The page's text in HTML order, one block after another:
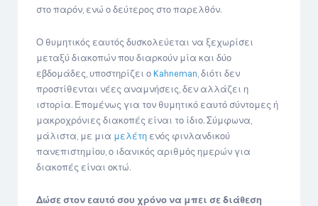
στο παρόν, ενώ ο δεύτερος στο παρελθόν.
Ο θυμητικός εαυτός δυσκολεύεται να ξεχωρίσει
μεταξύ διακοπών που διαρκούν μία και δύο
εβδομάδες, υποστηρίζει ο Kahneman, διότι δεν
προστίθενται νέες αναμνήσεις, δεν αλλάζει η
ιστορία. Επομένως για τον θυμητικό εαυτό σύντομες ή
μακροχρόνιες διακοπές είναι το ίδιο. Σύμφωνα,
μάλιστα, με μια μελέτη ενός φινλανδικού
πανεπιστημίου, ο ιδανικός αριθμός ημερών για
διακοπές είναι οκτώ.
Δώσε στον εαυτό σου χρόνο να μπει σε διάθεση